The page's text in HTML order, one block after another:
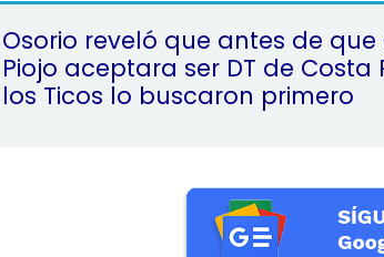
Osorio reveló que antes de que
Piojo aceptara ser DT de Costa
los Ticos lo buscaron primero